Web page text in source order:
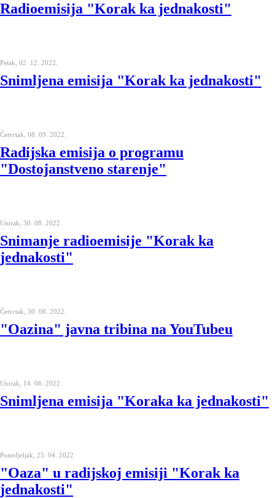
Radioemisija "Korak ka jednakosti"
Petak, 02. 12. 2022.
Snimljena emisija "Korak ka jednakosti"
Četvrtak, 08. 09. 2022.
Radijska emisija o programu
"Dostojanstveno starenje"
Utorak, 30. 08. 2022.
Snimanje radioemisije "Korak ka
jednakosti"
Četvrtak, 30. 06. 2022.
"Oazina" javna tribina na YouTubeu
Utorak, 14. 06. 2022.
Snimljena emisija "Koraka ka jednakosti"
Ponedjeljak, 25. 04. 2022.
"Oaza" u radijskoj emisiji "Korak ka
jednakosti"